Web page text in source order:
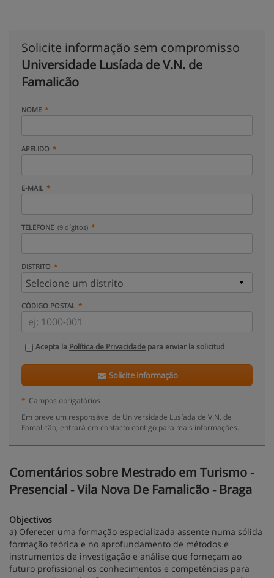
Solicite informação sem compromisso
Universidade Lusíada de V.N. de
Famalicão
NOME
APELIDO
E-MAIL
TELEFONE (9 dígitos)
DISTRITO
CÓDIGO POSTAL
Acepta la Política de Privacidade para enviar la solicitud
Solicite informação
* Campos obrigatórios
Em breve um responsável de Universidade Lusíada de V.N. de
Famalicão, entrará em contacto contigo para mais informações.
Comentários sobre Mestrado em Turismo -
Presencial - Vila Nova De Famalicão - Braga
Objectivos
a) Oferecer uma formação especializada assente numa sólida
formação teórica e no aprofundamento de métodos e
instrumentos de investigação e análise que forneçam ao
futuro profissional os conhecimentos e competências para